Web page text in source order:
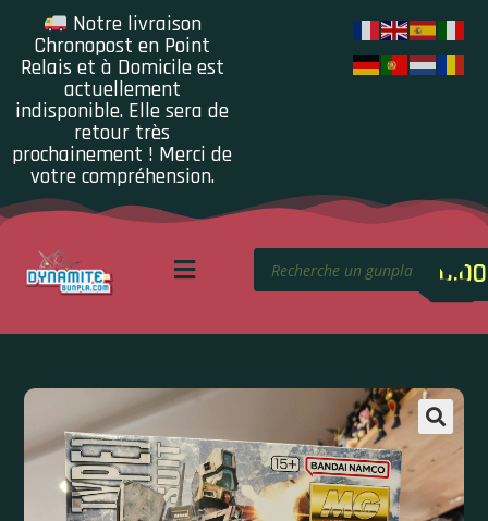
Notre livraison
Chronopost en Point
Relais et à Domicile est
actuellement
indisponible. Elle sera de
retour très
prochainement ! Merci de
votre compréhension.
0.00